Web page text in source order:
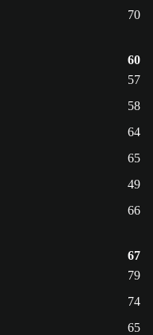
70
60
57
58
64
65
49
66
67
79
74
65